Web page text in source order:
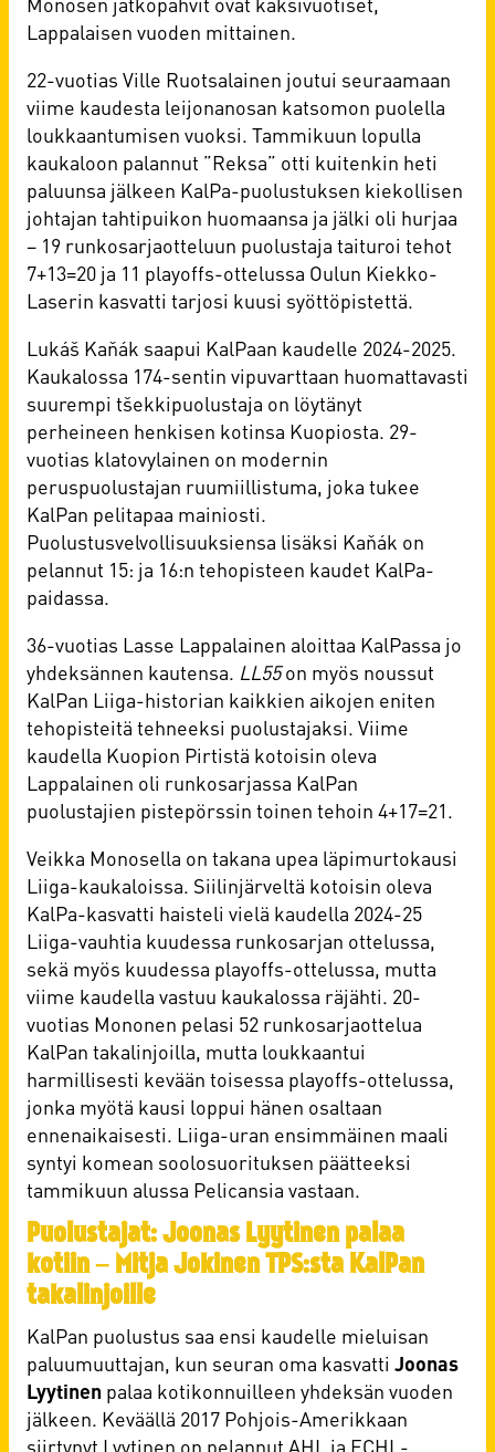
Lappalaisen vuoden mittainen.
22-vuotias Ville Ruotsalainen joutui seuraamaan
viime kaudesta leijonanosan katsomon puolella
loukkaantumisen vuoksi. Tammikuun lopulla
kaukaloon palannut ”Reksa” otti kuitenkin heti
paluunsa jälkeen KalPa-puolustuksen kiekollisen
johtajan tahtipuikon huomaansa ja jälki oli hurjaa
– 19 runkosarjaotteluun puolustaja taituroi tehot
7+13=20 ja 11 playoffs-ottelussa Oulun Kiekko-
Laserin kasvatti tarjosi kuusi syöttöpistettä.
Lukáš Kaňák saapui KalPaan kaudelle 2024-2025.
Kaukalossa 174-sentin vipuvarttaan huomattavasti
suurempi tšekkipuolustaja on löytänyt
perheineen henkisen kotinsa Kuopiosta. 29-
vuotias klatovylainen on modernin
peruspuolustajan ruumiillistuma, joka tukee
KalPan pelitapaa mainiosti.
Puolustusvelvollisuuksiensa lisäksi Kaňák on
pelannut 15: ja 16:n tehopisteen kaudet KalPa-
paidassa.
36-vuotias Lasse Lappalainen aloittaa KalPassa jo
yhdeksännen kautensa. LL55on myös noussut
KalPan Liiga-historian kaikkien aikojen eniten
tehopisteitä tehneeksi puolustajaksi. Viime
kaudella Kuopion Pirtistä kotoisin oleva
Lappalainen oli runkosarjassa KalPan
puolustajien pistepörssin toinen tehoin 4+17=21.
Veikka Monosella on takana upea läpimurtokausi
Liiga-kaukaloissa. Siilinjärveltä kotoisin oleva
KalPa-kasvatti haisteli vielä kaudella 2024-25
Liiga-vauhtia kuudessa runkosarjan ottelussa,
sekä myös kuudessa playoffs-ottelussa, mutta
viime kaudella vastuu kaukalossa räjähti. 20-
vuotias Mononen pelasi 52 runkosarjaottelua
KalPan takalinjoilla, mutta loukkaantui
harmillisesti kevään toisessa playoffs-ottelussa,
jonka myötä kausi loppui hänen osaltaan
ennenaikaisesti. Liiga-uran ensimmäinen maali
syntyi komean soolosuorituksen päätteeksi
tammikuun alussa Pelicansia vastaan.
Puolustajat: Joonas Lyytinen palaa
kotiin – Mitja Jokinen TPS:sta KalPan
takalinjoille
KalPan puolustus saa ensi kaudelle mieluisan
paluumuuttajan, kun seuran oma kasvatti Joonas
Lyytinen palaa kotikonnuilleen yhdeksän vuoden
jälkeen. Keväällä 2017 Pohjois-Amerikkaan
siirtynyt Lyytinen on pelannut AHL ja ECHL-